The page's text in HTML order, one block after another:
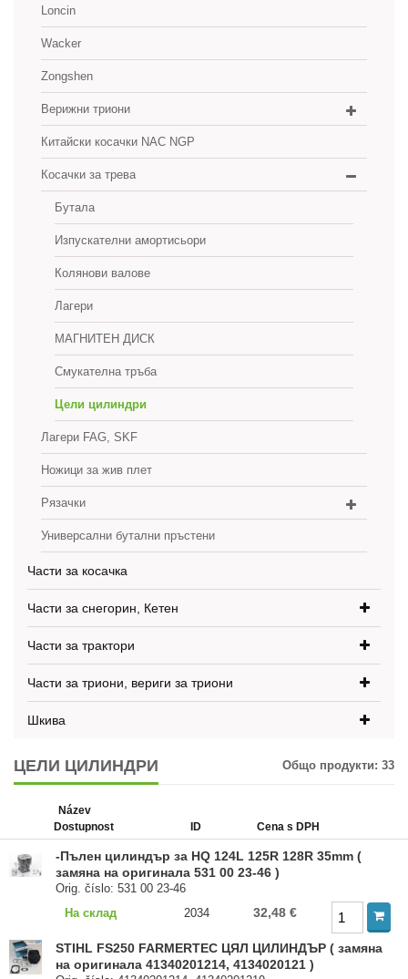
Loncin
Wacker
Zongshen
Верижни триони
Китайски косачки NAC NGP
Косачки за трева
Бутала
Изпускателни амортисьори
Колянови валове
Лагери
МАГНИТЕН ДИСК
Смукателна тръба
Цели цилиндри
Лагери FAG, SKF
Ножици за жив плет
Рязачки
Универсални бутални пръстени
Части за косачка
Части за снегорин, Кетен
Части за трактори
Части за триони, вериги за триони
Шкива
ЦЕЛИ ЦИЛИНДРИ Общо продукти: 33
Název
Dostupnost
ID Cena s DPH
-Пълен цилиндър за HQ 124L 125R 128R 35mm (
замяна на оригинала 531 00 23-46 )
Orig. číslo: 531 00 23-46
На склад
2034 32,48 €
STIHL FS250 FARMERTEC ЦЯЛ ЦИЛИНДЪР ( замяна
на оригинала 41340201214, 4134020121 )